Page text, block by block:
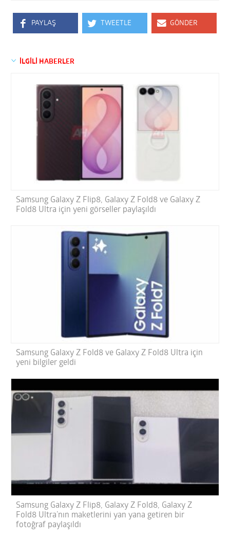
PAYLAŞ TWEETLE GÖNDER
İLGİLİ HABERLER
Samsung Galaxy Z Flip8, Galaxy Z Fold8 ve Galaxy Z
Fold8 Ultra için yeni görseller paylaşıldı
Samsung Galaxy Z Fold8 ve Galaxy Z Fold8 Ultra için
yeni bilgiler geldi
Samsung Galaxy Z Flip8, Galaxy Z Fold8, Galaxy Z
Fold8 Ultra’nın maketlerini yan yana getiren bir
fotoğraf paylaşıldı